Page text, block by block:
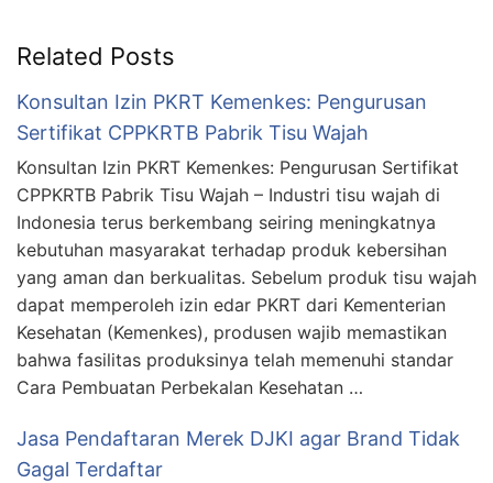
Related Posts
Konsultan Izin PKRT Kemenkes: Pengurusan
Sertifikat CPPKRTB Pabrik Tisu Wajah
Konsultan Izin PKRT Kemenkes: Pengurusan Sertifikat
CPPKRTB Pabrik Tisu Wajah – Industri tisu wajah di
Indonesia terus berkembang seiring meningkatnya
kebutuhan masyarakat terhadap produk kebersihan
yang aman dan berkualitas. Sebelum produk tisu wajah
dapat memperoleh izin edar PKRT dari Kementerian
Kesehatan (Kemenkes), produsen wajib memastikan
bahwa fasilitas produksinya telah memenuhi standar
Cara Pembuatan Perbekalan Kesehatan …
Jasa Pendaftaran Merek DJKI agar Brand Tidak
Gagal Terdaftar